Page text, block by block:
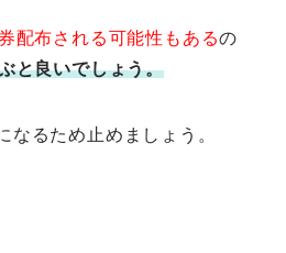
配布される可能性もあるの
と良いでしょう。
るため止めましょう。